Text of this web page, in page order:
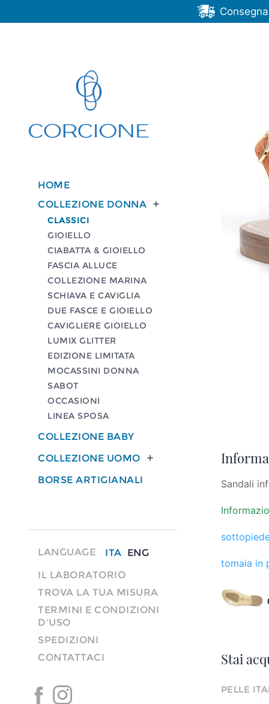
COLLEZIONE DONNA 
CLASSICI
GIOIELLO
CIABATTA & GIOIELLO
FASCIA ALLUCE
COLLEZIONE MARINA
SCHIAVA E CAVIGLIA
DUE FASCE E GIOIELLO
CAVIGLIERE GIOIELLO
LUMIX GLITTER
EDIZIONE LIMITATA
MOCASSINI DONNA
SABOT
OCCASIONI
LINEA SPOSA
COLLEZIONE BABY
COLLEZIONE UOMO

BORSE ARTIGIANALI
LANGUAGE ITA ENG
IL LABORATORIO
TROVA LA TUA MISURA
TERMINI E CONDIZIONI
D'USO
SPEDIZIONI
CONTATTACI
HOME
Sandali
tomaia in
Stai
PELLE